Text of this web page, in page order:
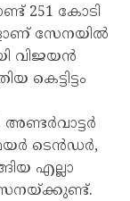
251 കോടി
സേനയിൽ
വിജയൻ
കെട്ടിട്ടം
ടെൻഡർ,
എല്ലാ